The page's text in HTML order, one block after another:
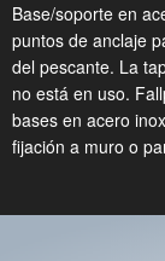
Base/soporte en
puntos de anclaje
del pescante. La
no está en uso.
bases en acero
fijación a muro o